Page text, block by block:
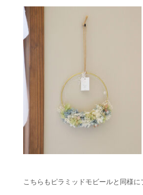
こちらもピラミッドモビールと同様